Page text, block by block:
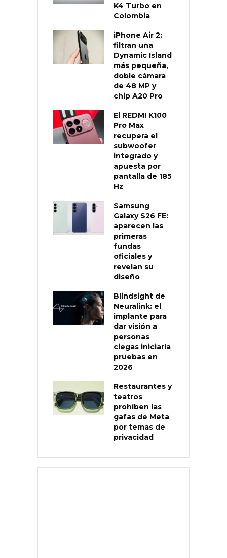
K4 Turbo en
Colombia
iPhone Air 2:
filtran una
Dynamic Island
más pequeña,
doble cámara
de 48 MP y
chip A20 Pro
El REDMI K100
Pro Max
recupera el
subwoofer
integrado y
apuesta por
pantalla de 185
Hz
Samsung
Galaxy S26 FE:
aparecen las
primeras
fundas
oficiales y
revelan su
diseño
Blindsight de
Neuralink: el
implante para
dar visión a
personas
ciegas iniciaría
pruebas en
2026
Restaurantes y
teatros
prohíben las
gafas de Meta
por temas de
privacidad